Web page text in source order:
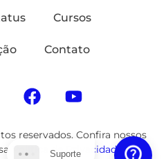
Cursos
Contato
reservados. Confira nossos
Política de Privacidade
Suporte